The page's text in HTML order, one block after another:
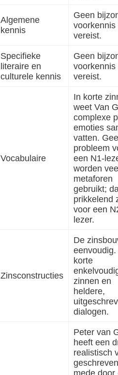
Algemene
kennis
Geen
voorkennis
vereist.
Specifieke
literaire en
culturele kennis
Geen
voorkennis
vereist.
Vocabulaire
In korte
weet Van
complexe
emoties
vatten.
probleem
een N1-
worden
metaforen
gebruikt;
prikkelend
voor een
lezer.
Zinsconstructies
De
eenvoudig.
korte
zinnen en
heldere,
dialogen.
Peter van
heeft een
realistisch
mede door